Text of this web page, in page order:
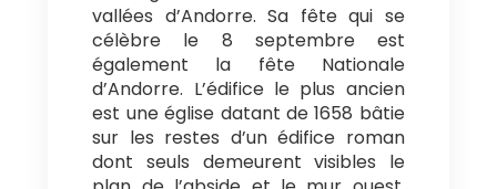
vallées d’Andorre. Sa fête qui se
célèbre le 8 septembre est
également la fête Nationale
d’Andorre. L’édifice le plus ancien
est une église datant de 1658 bâtie
sur les restes d’un édifice roman
dont seuls demeurent visibles le